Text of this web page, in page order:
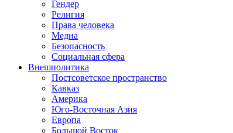
Гендер
Религия
Права человека
Медиа
Безопасность
Социальная сфера
Внешполитика
Постсоветское пространство
Кавказ
Америка
Юго-Восточная Азия
Европа
Большой Восток